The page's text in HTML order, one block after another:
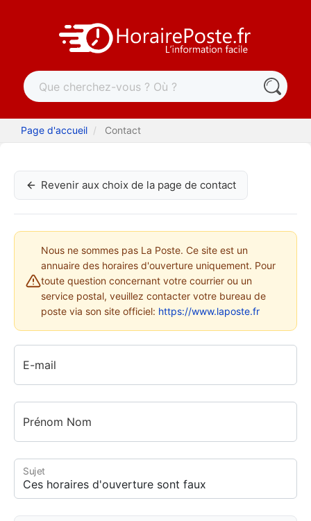
Page d'accueil Contact
Revenir aux choix de la page de contact
Nous ne sommes pas La Poste. Ce site est un
annuaire des horaires d'ouverture uniquement. Pour
toute question concernant votre courrier ou un
service postal, veuillez contacter votre bureau de
poste via son site officiel: https://www.laposte.fr
E-mail
Prénom Nom
Sujet